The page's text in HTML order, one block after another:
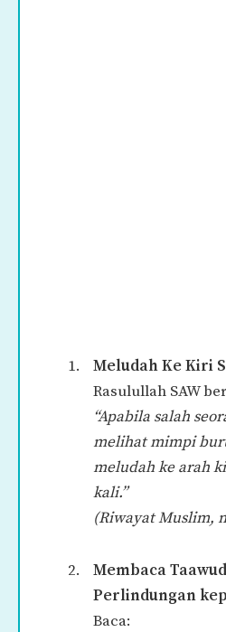
Meludah Ke Kiri
Rasulullah SAW
“Apabila salah
melihat mimpi
meludah ke arah
kali.”
(Riwayat Muslim,
Membaca
Perlindungan
Baca: